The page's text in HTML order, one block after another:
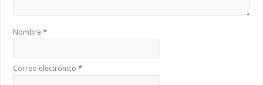
Nombre*
Correo electrónico*